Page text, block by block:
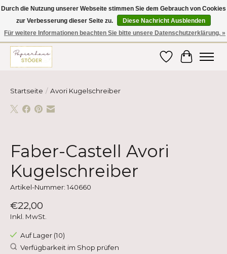
Hier finden Sie hochwertige Produkte im Bereich Schule, Büro, Papier,
Schreiben und vieles mehr! Erhalten Sie Ihre Bestellung bequem nach
Hause oder ins Büro geliefert!
Wunschzettel
Ihr
Startseite / Avori Kugelschreiber
Faber-Castell Avori
Kugelschreiber
Artikel-Nummer: 140660
€22,00
Inkl. MwSt.
Auf Lager (10)
Verfügbarkeit im Shop prüfen
Durch die Nutzung unserer Webseite stimmen Sie dem Gebrauch von Cookies
zur Verbesserung dieser Seite zu.
Diese Nachricht Ausblenden
Für weitere Informationen beachten Sie bitte unsere Datenschutzerklärung. »